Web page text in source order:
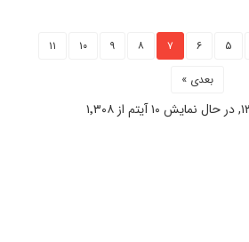
۵ ۶ ۷ ۸ ۹ ۱۰
۱۱
بعدی »